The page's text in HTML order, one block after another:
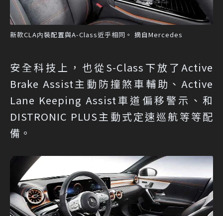
新款CLA内裝配置與A-Class近乎相同。 摘自Mercedes
安全科技上，也從S-Class下放了Active
Brake Assist主動防撞煞車輔助、Active
Lane Keeping Assist車道偏移警示、和
DISTRONIC PLUS主動式定速巡航等等配
備。